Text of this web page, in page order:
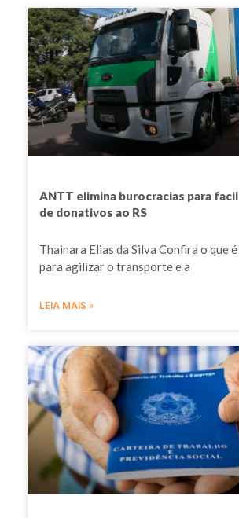
ANTT elimina burocracias para
de donativos ao RS
Thainara Elias da Silva Confira o que
para agilizar o transporte e a
LEIA MAIS »